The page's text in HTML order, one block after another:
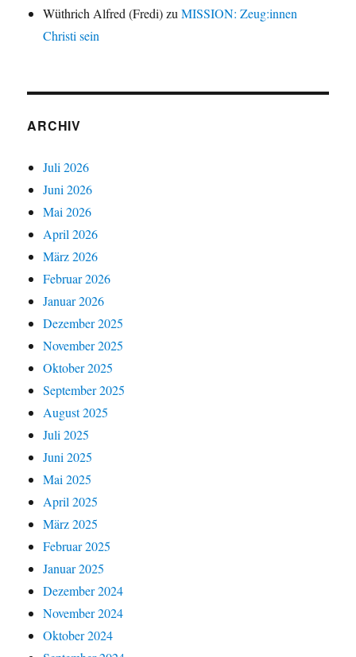
Wüthrich Alfred (Fredi)zuMISSION: Zeug:innen
Christi sein
ARCHIV
Juli 2026
Juni 2026
Mai 2026
April 2026
März 2026
Februar 2026
Januar 2026
Dezember 2025
November 2025
Oktober 2025
September 2025
August 2025
Juli 2025
Juni 2025
Mai 2025
April 2025
März 2025
Februar 2025
Januar 2025
Dezember 2024
November 2024
Oktober 2024